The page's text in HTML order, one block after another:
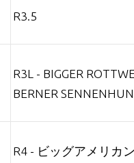
R3.5
R3L - BIGGER
BERNER
R4 - ビッグアメリカ